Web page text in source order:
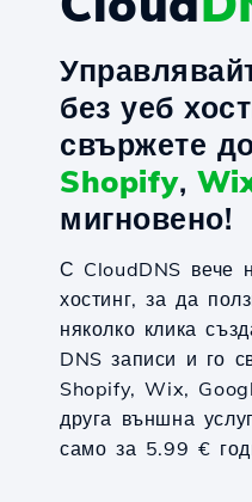
без уеб
свържете
Shopify,
мигновено!
С CloudDNS вече
хостинг, за да
няколко клика
DNS записи и го
Shopify, Wix,
друга външна
само за 5.99 €